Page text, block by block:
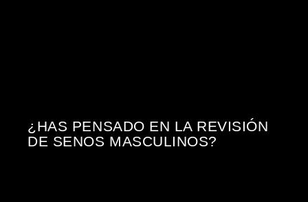
¿HAS PENSADO EN LA REVISIÓN
DE SENOS MASCULINOS?